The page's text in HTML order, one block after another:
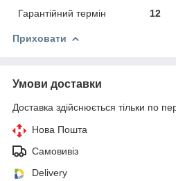
Гарантійний термін
12
Приховати
Умови доставки
Доставка здійснюється тільки по
Нова Пошта
Самовивіз
Delivery